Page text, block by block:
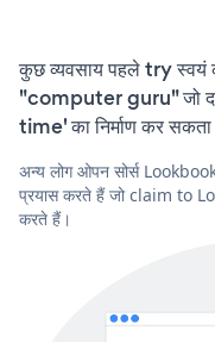
कुछ व्यवसाय पहले try
"computer guru" जो
time' का निर्माण कर सकता
अन्य लोग ओपन सोर्स
प्रयास करते हैं जो claim to
करते हैं।